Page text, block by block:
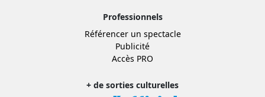
Professionnels
Référencer un spectacle
Publicité
Accès PRO
+ de sorties culturelles